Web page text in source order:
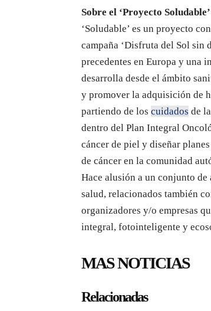
Sobre el ‘Proyecto Soludable’
‘Soludable’ es un proyecto
campaña ‘Disfruta del Sol sin
precedentes en Europa y una
desarrolla desde el ámbito
y promover la adquisición de
partiendo de los cuidados de
dentro del Plan Integral
cáncer de piel y diseñar
de cáncer en la comunidad
Hace alusión a un conjunto
salud, relacionados también
organizadores y/o empresas
integral, fotointeligente y
MAS NOTICIAS
Relacionadas